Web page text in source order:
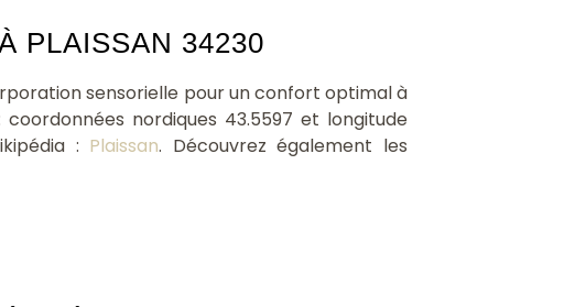
PLAISSAN 34230
sensorielle pour un confort optimal à
nordiques 43.5597 et longitude
: Plaissan. Découvrez également les